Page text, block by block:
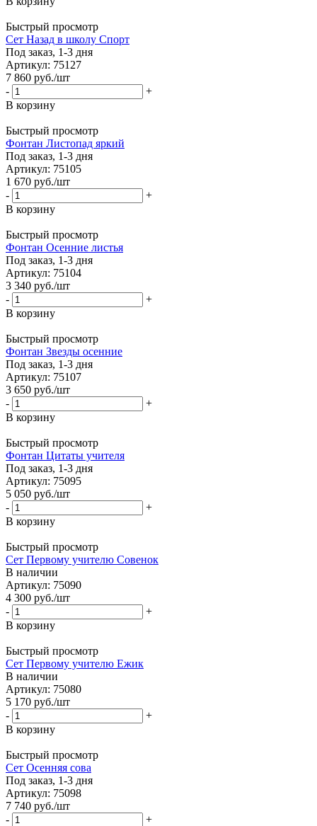
Быстрый просмотр
Сет Назад в школу Спорт
Под заказ, 1-3 дня
Артикул: 75127
7 860 руб./шт
-
+
В корзину
Быстрый просмотр
Фонтан Листопад яркий
Под заказ, 1-3 дня
Артикул: 75105
1 670 руб./шт
-
+
В корзину
Быстрый просмотр
Фонтан Осенние листья
Под заказ, 1-3 дня
Артикул: 75104
3 340 руб./шт
-
+
В корзину
Быстрый просмотр
Фонтан Звезды осенние
Под заказ, 1-3 дня
Артикул: 75107
3 650 руб./шт
-
+
В корзину
Быстрый просмотр
Фонтан Цитаты учителя
Под заказ, 1-3 дня
Артикул: 75095
5 050 руб./шт
-
+
В корзину
Быстрый просмотр
Сет Первому учителю Совенок
В наличии
Артикул: 75090
4 300 руб./шт
-
+
В корзину
Быстрый просмотр
Сет Первому учителю Ежик
В наличии
Артикул: 75080
5 170 руб./шт
-
+
В корзину
Быстрый просмотр
Сет Осенняя сова
Под заказ, 1-3 дня
Артикул: 75098
7 740 руб./шт
-
+